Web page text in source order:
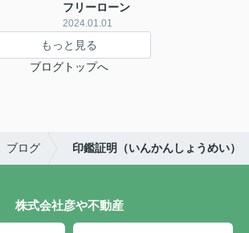
フリーローン
2024.01.01
もっと見る
ブログトップへ
ブログ 印鑑証明（いんかんしょうめい）
株式会社彦や不動産